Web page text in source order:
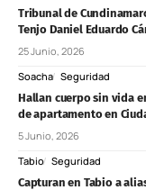
Tribunal de
Tenjo Daniel Eduardo
25 Junio, 2026
Soacha Seguridad
Hallan cuerpo sin vida
de apartamento en
5 Junio, 2026
Tabio Seguridad
Capturan en Tabio a